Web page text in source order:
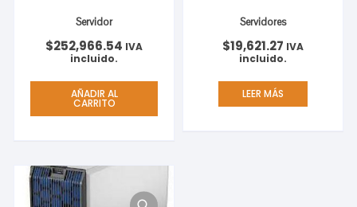
Servidor
$252,966.54 IVA
incluido.
AÑADIR AL
CARRITO
Servidores
$19,621.27 IVA
incluido.
LEER MÁS